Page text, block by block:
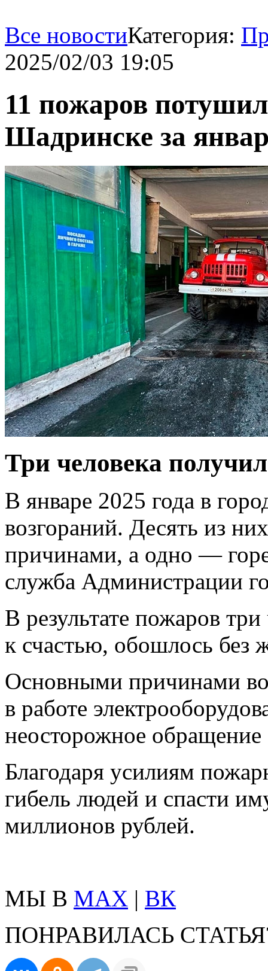
Все новостиКатегория:
2025/02/03 19:05
11 пожаров
Шадринске за
Три человека
В январе 2025 года в
возгораний. Десять из
причинами, а одно —
служба Администрации
В результате пожаров
к счастью, обошлось без
Основными причинами
в работе
неосторожное обращение
Благодаря усилиям
гибель людей и спасти
миллионов рублей.
МЫ В MAX | ВК
ПОНРАВИЛАСЬ